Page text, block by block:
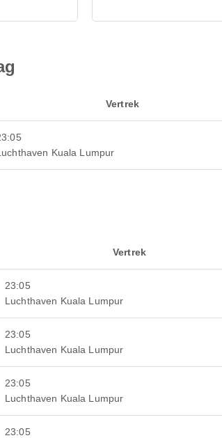
Vertrek
Kuala Lumpur
Vertrek
23:05
Luchthaven Kuala Lumpur
23:05
Luchthaven Kuala Lumpur
23:05
Luchthaven Kuala Lumpur
23:05